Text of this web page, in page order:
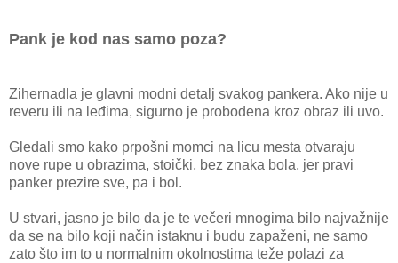
Pank je kod nas samo poza?
Zihernadla je glavni modni detalj svakog pankera. Ako nije u
reveru ili na leđima, sigurno je probodena kroz obraz ili uvo.
Gledali smo kako prpošni momci na licu mesta otvaraju
nove rupe u obrazima, stoički, bez znaka bola, jer pravi
panker prezire sve, pa i bol.
U stvari, jasno je bilo da je te večeri mnogima bilo najvažnije
da se na bilo koji način istaknu i budu zapaženi, ne samo
zato što im to u normalnim okolnostima teže polazi za